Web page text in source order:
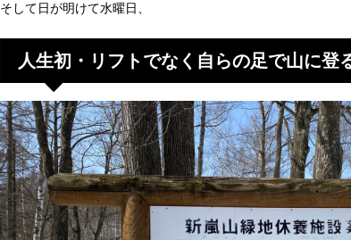
そして日が明けて水曜日、
人生初・リフトでなく自らの足で山に登